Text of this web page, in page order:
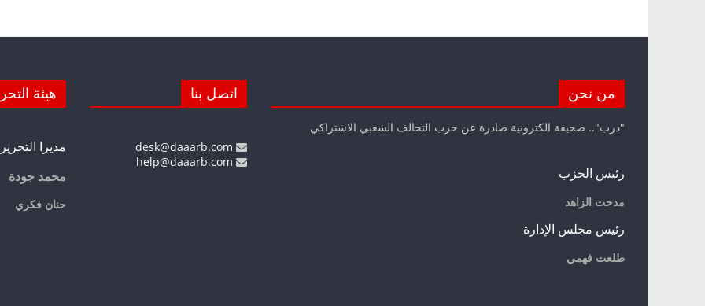
من نحن
"درب".. صحيفة الكترونية صادرة عن حزب التحالف الشعبي الاشتراكي
رئيس الحزب
مدحت الزاهد
رئيس مجلس الإدارة
طلعت فهمي
اتصل بنا هيئة
مديرا التحرير
محمد جودة
حنان فكري